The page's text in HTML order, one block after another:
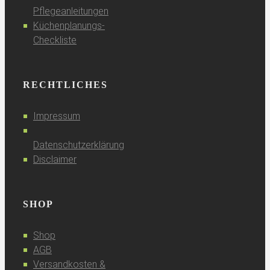
Pflegeanleitungen
Küchenplanungs-
Checkliste
RECHTLICHES
Impressum
Datenschutzerklärung
Disclaimer
SHOP
Shop
AGB
Versandkosten &